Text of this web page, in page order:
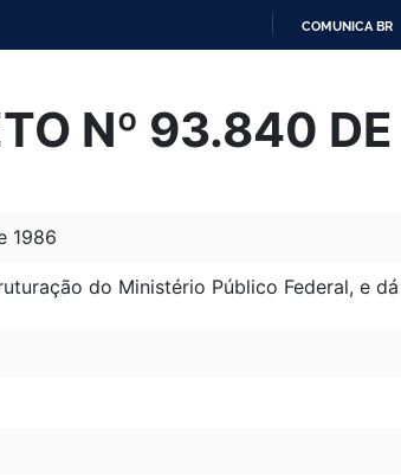
O
COMUNICA BR
Nº 93.840
1986
do Ministério Público Federal, e